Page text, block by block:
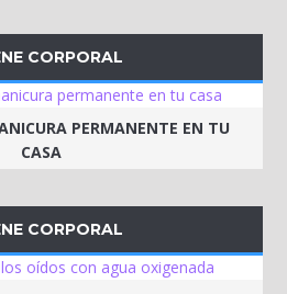
CORPORAL
PERMANENTE EN TU
CASA
CORPORAL